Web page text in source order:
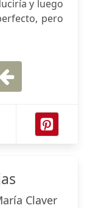
y luego
pero
Claver